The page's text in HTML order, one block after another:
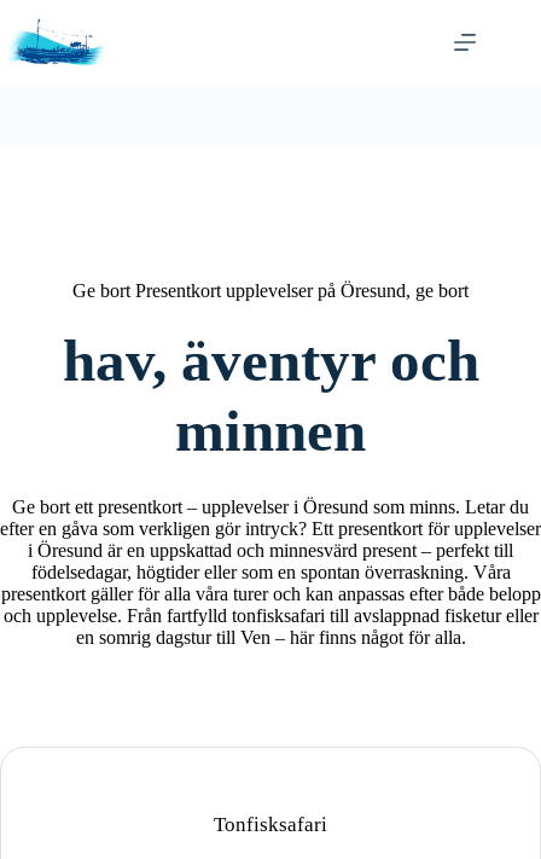
content
Ge bort Presentkort upplevelser på Öresund, ge bort
hav, äventyr och
minnen
Ge bort ett presentkort – upplevelser i Öresund som minns. Letar du
efter en gåva som verkligen gör intryck? Ett presentkort för upplevelser
i Öresund är en uppskattad och minnesvärd present – perfekt till
födelsedagar, högtider eller som en spontan överraskning. Våra
presentkort gäller för alla våra turer och kan anpassas efter både belopp
och upplevelse. Från fartfylld tonfisksafari till avslappnad fisketur eller
en somrig dagstur till Ven – här finns något för alla.
Tonfisksafari